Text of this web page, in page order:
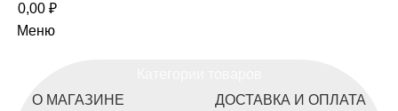
0,00 ₽
Меню
О МАГАЗИНЕ
ДОСТАВКА И ОПЛАТА